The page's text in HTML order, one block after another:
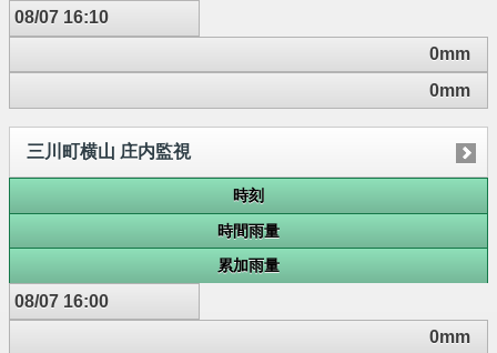
08/07 16:10
0mm
0mm
三川町横山 庄内監視
時刻
時間雨量
累加雨量
08/07 16:00
0mm